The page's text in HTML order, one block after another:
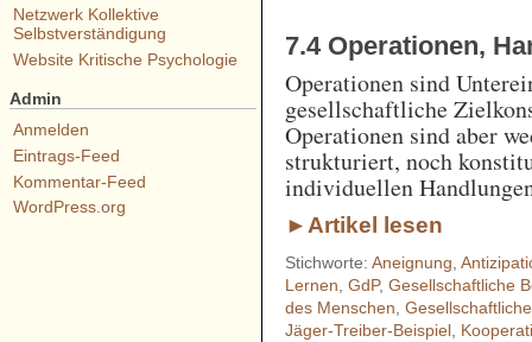
7.4 Operationen,
Operationen sind
gesellschaftliche
Operationen sind aber
strukturiert, noch
individuellen
►Artikel lesen
Stichworte:Aneignung ,
Lernen ,GdP,Gesellschaftliche
des Menschen ,
Jäger-Treiber-Beispiel
Netzwerk Kollektive
Selbstverständigung
Website Kritische Psychologie
Admin
Anmelden
Eintrags-Feed
Kommentar-Feed
WordPress.org